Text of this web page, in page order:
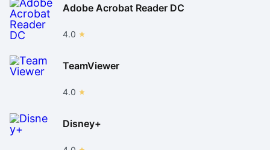
Adobe Acrobat Reader DC
4.0
TeamViewer
4.0
Disney+